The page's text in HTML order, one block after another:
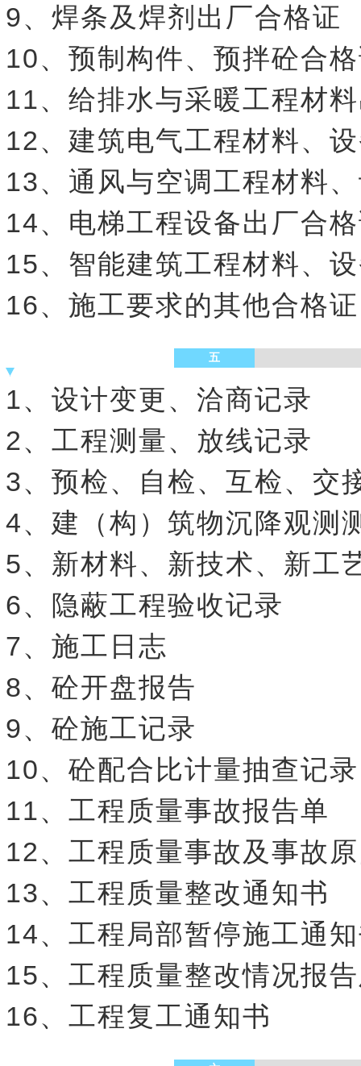
9、焊条及焊剂出厂合格证
10、预制构件、预拌砼合
11、给排水与采暖工程材
12、建筑电气工程材料、
13、通风与空调工程材料
14、电梯工程设备出厂合
15、智能建筑工程材料、
16、施工要求的其他合格证
五
1、设计变更、洽商记录
2、工程测量、放线记录
3、预检、自检、互检、交
4、建（构）筑物沉降观测
5、新材料、新技术、新工
6、隐蔽工程验收记录
7、施工日志
8、砼开盘报告
9、砼施工记录
10、砼配合比计量抽查记录
11、工程质量事故报告单
12、工程质量事故及事故
13、工程质量整改通知书
14、工程局部暂停施工通
15、工程质量整改情况报
16、工程复工通知书